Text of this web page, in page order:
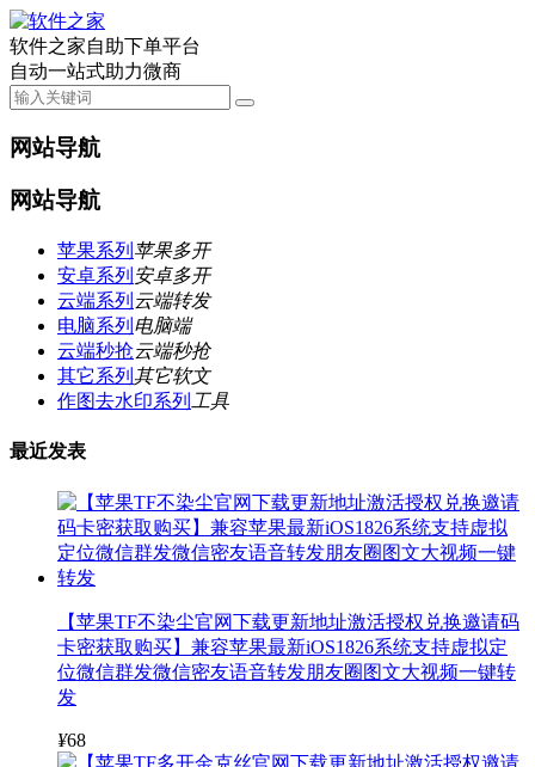
软件之家自助下单平台
自动一站式助力微商
网站导航
网站导航
苹果系列 苹果多开
安卓系列 安卓多开
云端系列 云端转发
电脑系列 电脑端
云端秒抢云端秒抢
其它系列 其它软文
作图去水印系列 工具
最近发表
【苹果TF不染尘官网下载更新地址激活授权兑换邀请码
卡密获取购买】兼容苹果最新iOS1826系统支持虚拟定
位微信群发微信密友语音转发朋友圈图文大视频一键转
发
¥68